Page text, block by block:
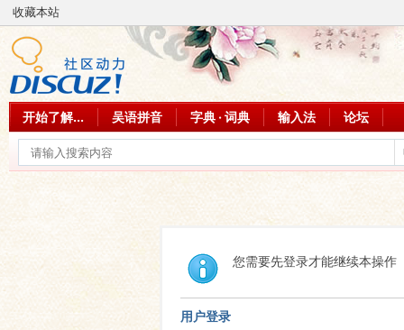
收藏本站
开始了解... 吴语拼音 字典 · 词典 输入法 论坛
您需要先登录才能继续本操作
用户登录